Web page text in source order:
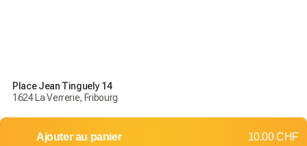
Place Jean Tinguely 14
1624 La Verrerie, Fribourg
Ajouter au panier 10.00 CHF